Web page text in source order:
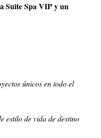
Suite Spa VIP y un
únicos en todo el
estilo de vida de destino